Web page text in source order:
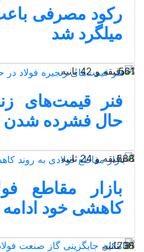
رکود مصرفی
میلگرد شد
1 دقیقه و 42 ثانیه
561
فنر قیمت‌های
حال فشرده
1 دقیقه و 24 ثانیه
588
بازار مقاطع
کاهشی خود ادامه
31 ثانیه
738